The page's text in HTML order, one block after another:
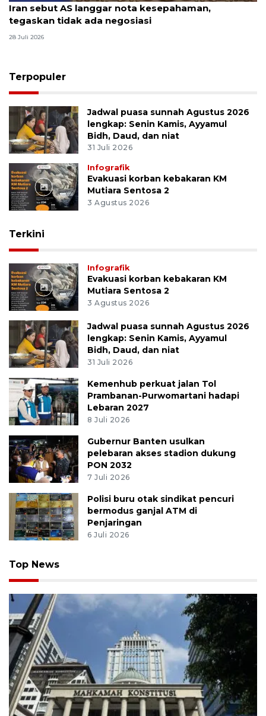
Iran sebut AS langgar nota kesepahaman,
tegaskan tidak ada negosiasi
28 Juli 2026
Terpopuler
Jadwal puasa sunnah Agustus 2026
lengkap: Senin Kamis, Ayyamul
Bidh, Daud, dan niat
31 Juli 2026
Infografik
Evakuasi korban kebakaran KM
Mutiara Sentosa 2
3 Agustus 2026
Terkini
Infografik
Evakuasi korban kebakaran KM
Mutiara Sentosa 2
3 Agustus 2026
Jadwal puasa sunnah Agustus 2026
lengkap: Senin Kamis, Ayyamul
Bidh, Daud, dan niat
31 Juli 2026
Kemenhub perkuat jalan Tol
Prambanan-Purwomartani hadapi
Lebaran 2027
8 Juli 2026
Gubernur Banten usulkan
pelebaran akses stadion dukung
PON 2032
7 Juli 2026
Polisi buru otak sindikat pencuri
bermodus ganjal ATM di
Penjaringan
6 Juli 2026
Top News